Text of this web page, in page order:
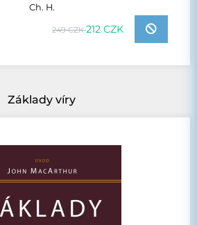
Ch. H.
249 CZK212 CZK
Základy víry